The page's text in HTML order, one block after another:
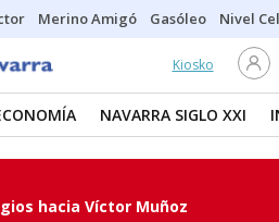
Merino Amigó Gasóleo Nivel
Kiosko
NAVARRA SIGLO XXI
hacia Víctor Muñoz